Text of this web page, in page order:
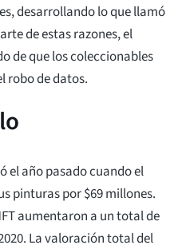
desarrollando lo que llamó
de estas razones, el
de que los coleccionables
robo de datos.
el año pasado cuando el
pinturas por $69 millones.
aumentaron a un total de
La valoración total del